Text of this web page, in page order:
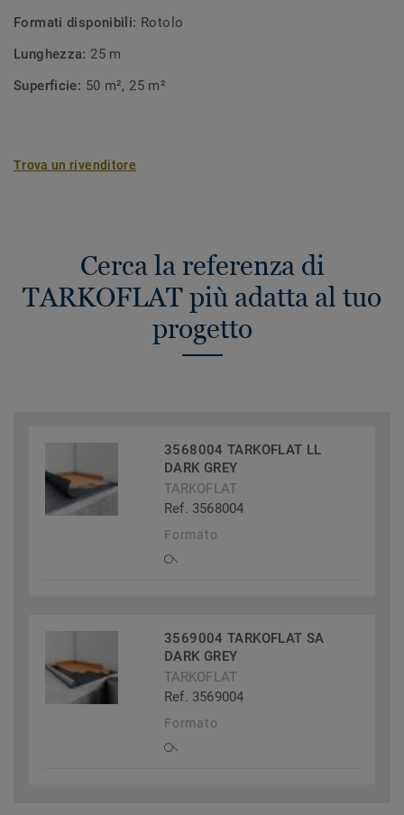
Formati disponibili: Rotolo
Lunghezza: 25 m
Superficie: 50 m², 25 m²
Trova un rivenditore
Cerca la referenza di
TARKOFLAT più adatta al tuo
progetto
3568004 TARKOFLAT LL
DARK GREY
TARKOFLAT
Ref. 3568004
Formato
3569004 TARKOFLAT SA
DARK GREY
TARKOFLAT
Ref. 3569004
Formato